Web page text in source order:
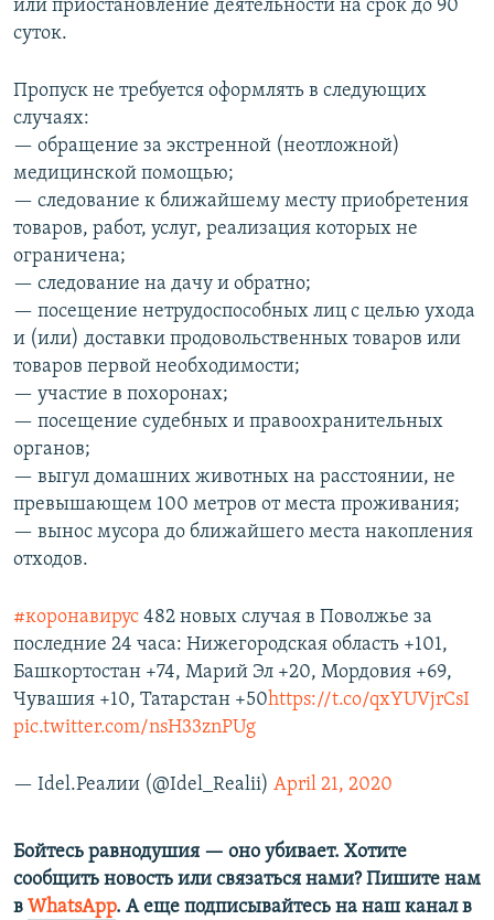
или приостановление деятельности на срок до 90
суток.
Пропуск не требуется оформлять в следующих
случаях:
— обращение за экстренной (неотложной)
медицинской помощью;
— следование к ближайшему месту приобретения
товаров, работ, услуг, реализация которых не
ограничена;
— следование на дачу и обратно;
— посещение нетрудоспособных лиц с целью ухода
и (или) доставки продовольственных товаров или
товаров первой необходимости;
— участие в похоронах;
— посещение судебных и правоохранительных
органов;
— выгул домашних животных на расстоянии, не
превышающем 100 метров от места проживания;
— вынос мусора до ближайшего места накопления
отходов.
#коронавирус 482 новых случая в Поволжье за
последние 24 часа: Нижегородская область +101,
Башкортостан +74, Марий Эл +20, Мордовия +69,
Чувашия +10, Татарстан +50https://t.co/qxYUVjrCsI
pic.twitter.com/nsH33znPUg
— Idel.Реалии (@Idel_Realii) April 21, 2020
Бойтесь равнодушия — оно убивает. Хотите
сообщить новость или связаться нами? Пишите нам
в WhatsApp. А еще подписывайтесь на наш канал в